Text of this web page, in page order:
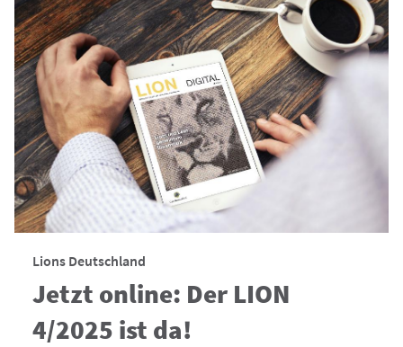
Lions Deutschland
Jetzt online: Der LION
4/2025 ist da!